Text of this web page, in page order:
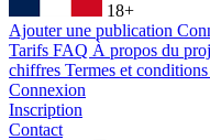
18+
Ajouter une publication
Tarifs FAQ À propos du
chiffres Termes et conditions
Connexion
Inscription
Contact